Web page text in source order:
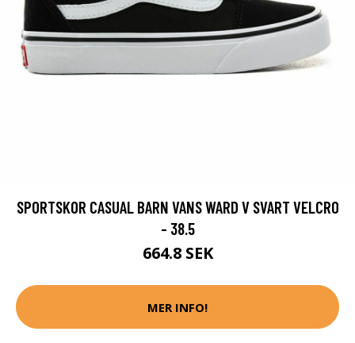
SPORTSKOR CASUAL BARN VANS WARD V SVART VELCRO
- 38.5
664.8 SEK
MER INFO!